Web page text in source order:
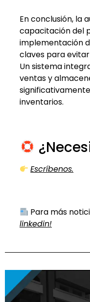
En conclusión, la
capacitación del
implementación
claves para
Un sistema
ventas y
inventarios.
Escríbenos.
Para más
linkedin!